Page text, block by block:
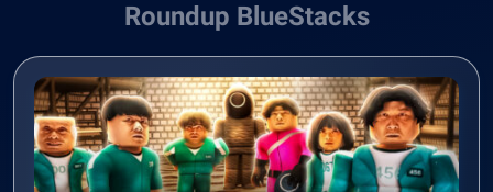
Roundup BlueStacks